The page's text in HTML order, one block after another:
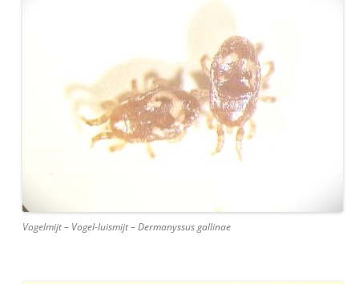
Vogelmijt – Vogel-luismijt – Dermanyssus gallinae